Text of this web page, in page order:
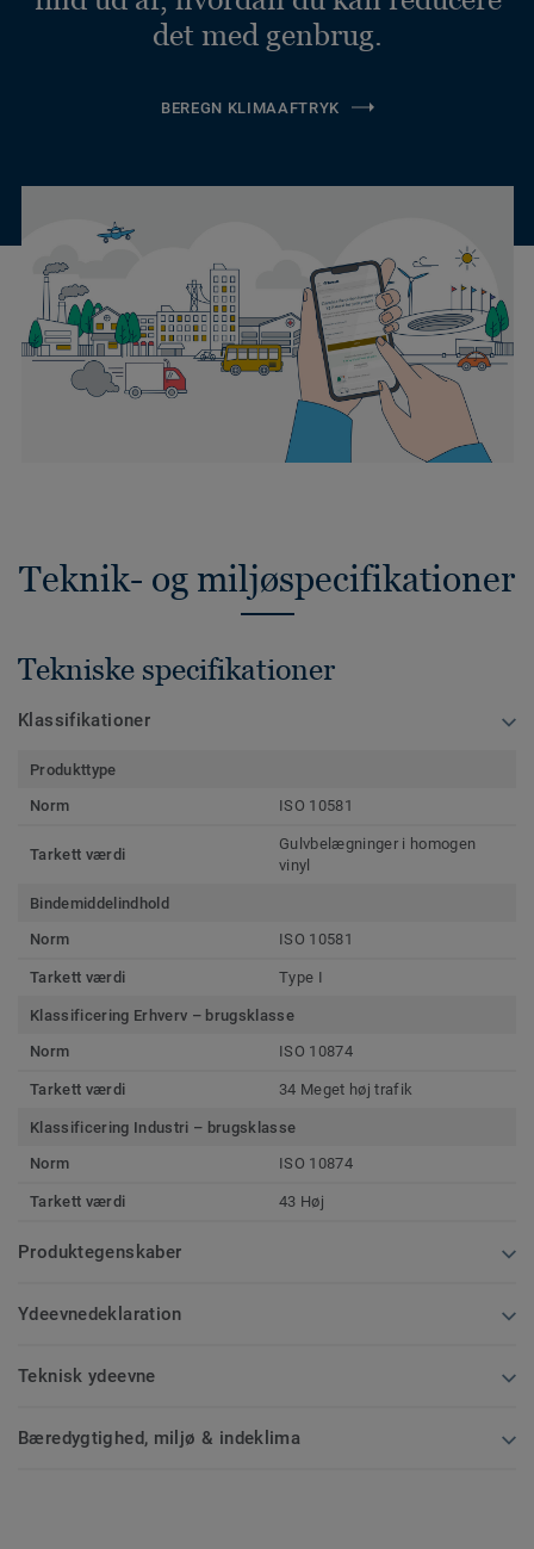
det med genbrug.
BEREGN KLIMAAFTRYK
Teknik- og miljøspecifikationer
Tekniske specifikationer
Klassifikationer
Produkttype
Norm
ISO 10581
Tarkett værdi
Gulvbelægninger i homogen
vinyl
Bindemiddelindhold
Norm
ISO 10581
Tarkett værdi Type I
Klassificering Erhverv – brugsklasse
Norm
ISO 10874
Tarkett værdi 34 Meget høj trafik
Klassificering Industri – brugsklasse
Norm
ISO 10874
Tarkett værdi 43 Høj
Produktegenskaber
Ydeevnedeklaration
Teknisk ydeevne
Bæredygtighed, miljø & indeklima